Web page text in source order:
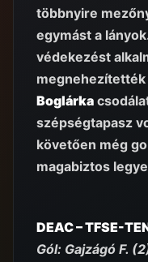
többnyire
egymást a
védekezést
Boglárka
szépségtapasz
követően még
magabiztos
DEAC – TFSE-
Gól: Gajzágó F.